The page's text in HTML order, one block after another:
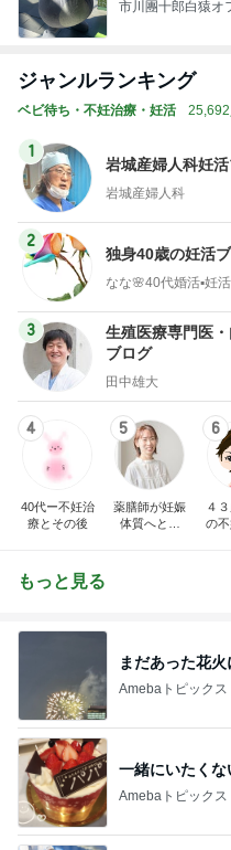
市川團十郎白猿オ
ジャンルランキング
ベビ待ち・不妊治療・妊活
1
岩城産婦人科妊
岩城産婦人科
2
独身40歳の妊活
なな🌸40代婚活▪️妊活
3
生殖医療専門医
ブログ
田中雄大
4
40代ー不妊治
療とその後
5
薬膳師が妊娠
体質へと導
6
４
の不
もっと見る
まだあった花
Amebaトピックス
一緒にいたくな
Amebaトピックス